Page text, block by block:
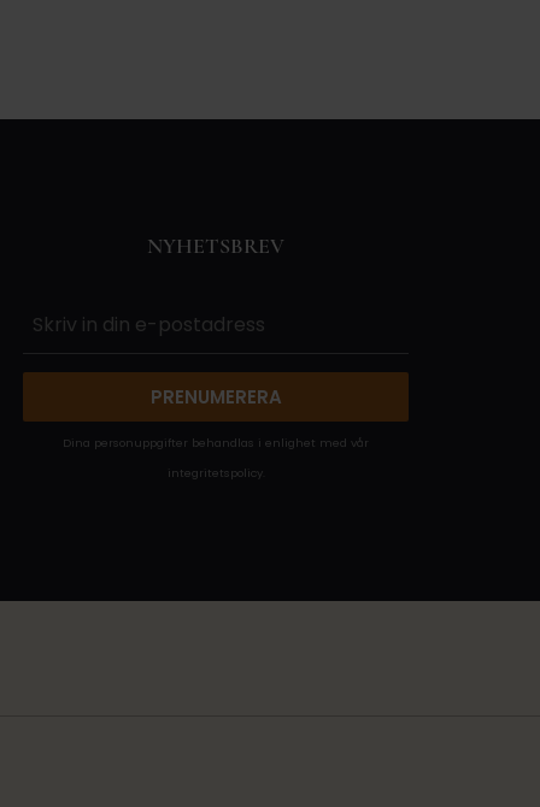
NYHETSBREV
PRENUMERERA
Dina personuppgifter behandlas i enlighet med vår
integritetspolicy.